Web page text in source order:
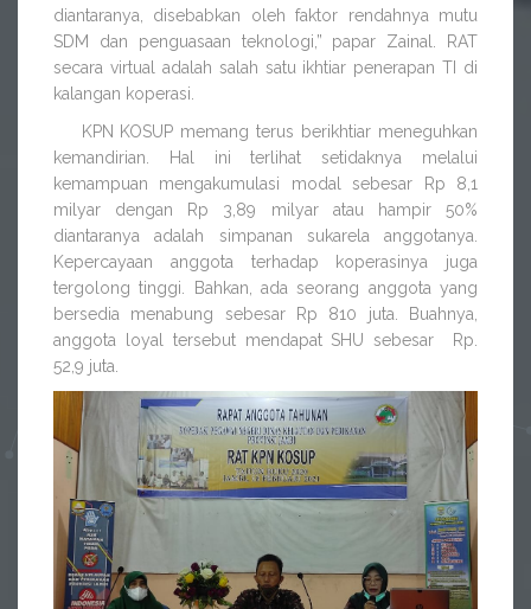
diantaranya, disebabkan oleh faktor rendahnya mutu
SDM dan penguasaan teknologi,” papar Zainal. RAT
secara virtual adalah salah satu ikhtiar penerapan TI di
kalangan koperasi.
KPN KOSUP memang terus berikhtiar meneguhkan
kemandirian. Hal ini terlihat setidaknya melalui
kemampuan mengakumulasi modal sebesar Rp 8,1
milyar dengan Rp 3,89 milyar atau hampir 50%
diantaranya adalah simpanan sukarela anggotanya.
Kepercayaan anggota terhadap koperasinya juga
tergolong tinggi. Bahkan, ada seorang anggota yang
bersedia menabung sebesar Rp 810 juta. Buahnya,
anggota loyal tersebut mendapat SHU sebesar Rp.
52,9 juta.